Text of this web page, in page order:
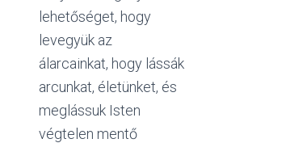
lehetőséget, hogy
levegyük az
álarcainkat, hogy lássák
arcunkat, életünket, és
meglássuk Isten
végtelen mentő